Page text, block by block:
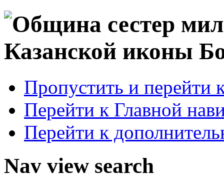
Пропустить и перейти
Перейти к Главной
Перейти к
Nav view search